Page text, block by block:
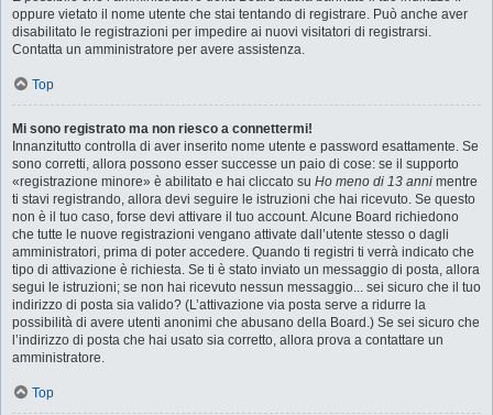
oppure vietato il nome utente che stai tentando di registrare. Può anche aver
disabilitato le registrazioni per impedire ai nuovi visitatori di registrarsi.
Contatta un amministratore per avere assistenza.
Top
Mi sono registrato ma non riesco a connettermi!
Innanzitutto controlla di aver inserito nome utente e password esattamente. Se
sono corretti, allora possono esser successe un paio di cose: se il supporto
«registrazione minore» è abilitato e hai cliccato su Ho meno di 13 anni mentre
ti stavi registrando, allora devi seguire le istruzioni che hai ricevuto. Se questo
non è il tuo caso, forse devi attivare il tuo account. Alcune Board richiedono
che tutte le nuove registrazioni vengano attivate dall’utente stesso o dagli
amministratori, prima di poter accedere. Quando ti registri ti verrà indicato che
tipo di attivazione è richiesta. Se ti è stato inviato un messaggio di posta, allora
segui le istruzioni; se non hai ricevuto nessun messaggio... sei sicuro che il tuo
indirizzo di posta sia valido? (L’attivazione via posta serve a ridurre la
possibilità di avere utenti anonimi che abusano della Board.) Se sei sicuro che
l’indirizzo di posta che hai usato sia corretto, allora prova a contattare un
amministratore.
Top